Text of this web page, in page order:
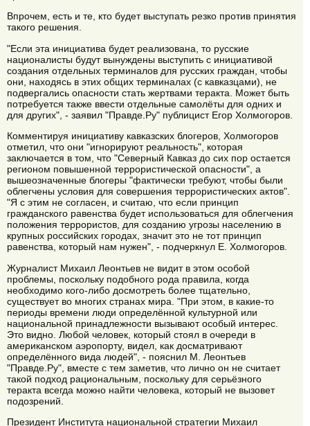
Впрочем, есть и те, кто будет выступать резко против принятия
такого решения.
"Если эта инициатива будет реализована, то русские
националисты будут вынуждены выступить с инициативой
создания отдельных терминалов для русских граждан, чтобы
они, находясь в этих общих терминалах (с кавказцами), не
подвергались опасности стать жертвами теракта. Может быть
потребуется также ввести отдельные самолёты для одних и
для других", - заявил "Правде.Ру" публицист Егор Холмогоров.
Комментируя инициативу кавказских блогеров, Холмогоров
отметил, что они "игнорируют реальность", которая
заключается в том, что "Северный Кавказ до сих пор остается
регионом повышенной террористической опасности", а
вышеозначенные блогеры "фактически требуют, чтобы были
облегчены условия для совершения террористических актов".
"Я с этим не согласен, и считаю, что если принцип
гражданского равенства будет использоваться для облегчения
положения террористов, для созданию угрозы населению в
крупных российских городах, значит это не тот принцип
равенства, который нам нужен", - подчеркнул Е. Холмогоров.
Журналист Михаил Леонтьев не видит в этом особой
проблемы, поскольку подобного рода правила, когда
необходимо кого-либо досмотреть более тщательно,
существует во многих странах мира. "При этом, в какие-то
периоды времени люди определённой культурной или
национальной принадлежности вызывают особый интерес.
Это видно. Любой человек, который стоял в очереди в
американском аэропорту, видел, как досматривают
определённого вида людей", - пояснил М. Леонтьев
"Правде.Ру", вместе с тем заметив, что лично он не считает
такой подход рациональным, поскольку для серьёзного
теракта всегда можно найти человека, который не вызовет
подозрений.
Президент Института национальной стратегии Михаил